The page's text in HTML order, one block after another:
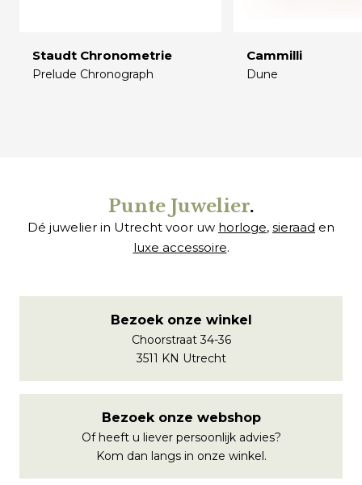
Staudt Chronometrie
Prelude Chronograph
Cammilli
Dune
Punte Juwelier.
Dé juwelier in Utrecht voor uw horloge, sieraad en
luxe accessoire.
Bezoek onze winkel
Choorstraat 34-36
3511 KN Utrecht
Bezoek onze webshop
Of heeft u liever persoonlijk advies?
Kom dan langs in onze winkel.